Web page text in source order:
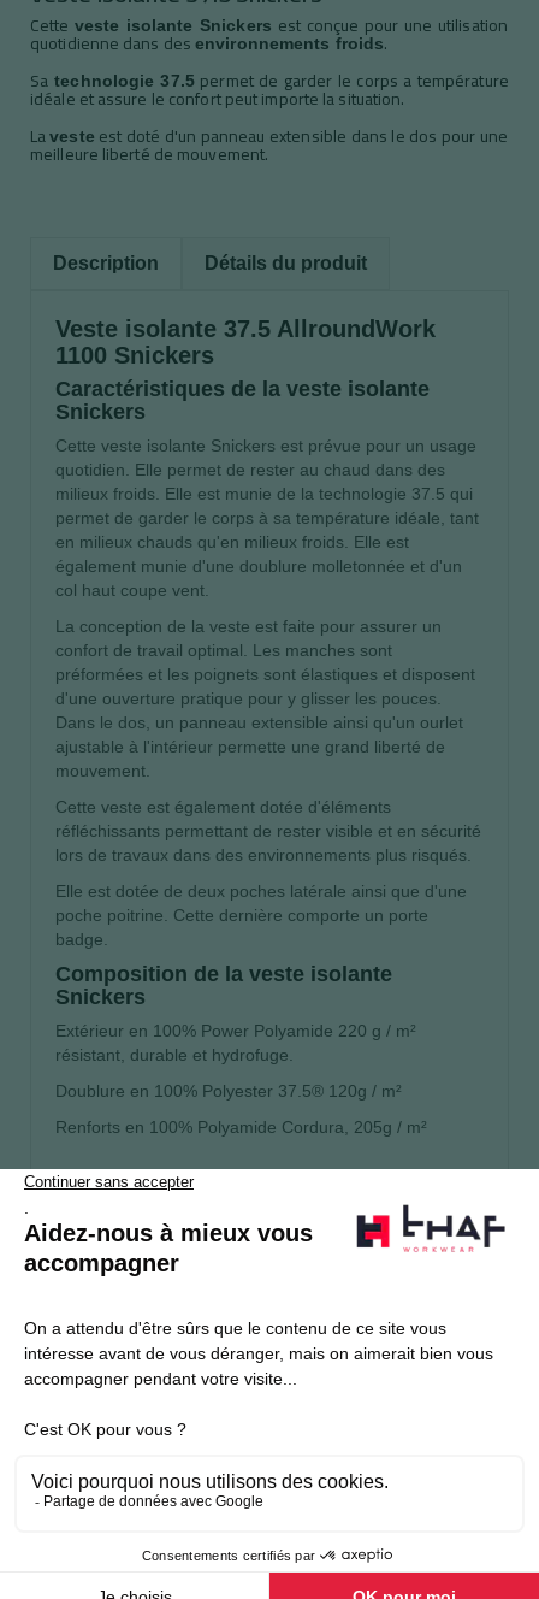
Cette veste isolante Snickers est conçue pour une utilisation
quotidienne dans desenvironnements froids.
Sa technologie 37.5 permet de garder le corps a température
idéale et assure le confort peut importe la situation.
Laveste est doté d'un panneau extensible dans le dos pour une
meilleure liberté de mouvement.
Description Détails du produit
Veste isolante 37.5 AllroundWork
1100 Snickers
Caractéristiques de la veste isolante
Snickers
Cette veste isolante Snickers est prévue pour un usage
quotidien. Elle permet de rester au chaud dans des
milieux froids. Elle est munie de la technologie 37.5 qui
permet de garder le corps à sa température idéale, tant
en milieux chauds qu'en milieux froids. Elle est
également munie d'une doublure molletonnée et d'un
col haut coupe vent.
La conception de la veste est faite pour assurer un
confort de travail optimal. Les manches sont
préformées et les poignets sont élastiques et disposent
d'une ouverture pratique pour y glisser les pouces.
Dans le dos, un panneau extensible ainsi qu'un ourlet
ajustable à l'intérieur permette une grand liberté de
mouvement.
Cette veste est également dotée d'éléments
réfléchissants permettant de rester visible et en sécurité
lors de travaux dans des environnements plus risqués.
Elle est dotée de deux poches latérale ainsi que d'une
poche poitrine. Cette dernière comporte un porte
badge.
Composition de la veste isolante
Snickers
Extérieur en 100% Power Polyamide 220 g / m²
résistant, durable et hydrofuge.
Doublure en 100% Polyester 37.5® 120g / m²
Renforts en 100% Polyamide Cordura, 205g / m²
Je souhaite m'inscrire à la newsletter Thaf Workwear
Produits THAF